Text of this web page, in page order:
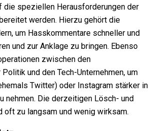
die speziellen Herausforderungen der
werden. Hierzu gehört die
um Hasskommentare schneller und
und zur Anklage zu bringen. Ebenso
zwischen den
und den Tech-Unternehmen, um
Twitter) oder Instagram stärker in
nehmen. Die derzeitigen Lösch- und
oft zu langsam und wenig wirksam.